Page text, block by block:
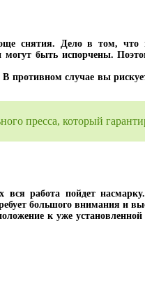
снятия. Дело в том, что
быть испорчены.
случае вы
пресса, который
работа пойдет
большого внимания и
к уже